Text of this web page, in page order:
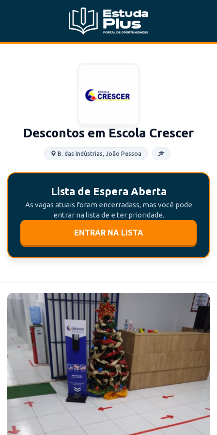
Descontos em Escola Crescer
B. das Indústrias, João Pessoa
Lista de Espera Aberta
As vagas atuais foram encerradass, mas você pode
entrar na lista de e ter prioridade.
ENTRAR NA LISTA